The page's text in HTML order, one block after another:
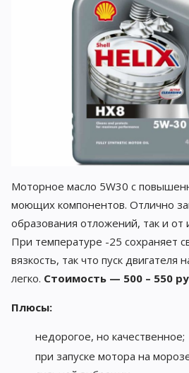
Моторное масло 5W30 с
моющих компонентов. Отлично
образования отложений, так и от
При температуре -25 сохраняет
вязкость, так что пуск двигателя
легко. Стоимость — 500 – 550
Плюсы:
недорогое, но качественное;
при запуске мотора на